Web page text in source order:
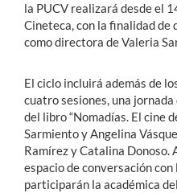
la PUCV realizará desde el
Cineteca, con la finalidad
como directora de Valeria
El ciclo incluirá además de
cuatro sesiones, una
del libro “Nomadías. El cine
Sarmiento y Angelina
Ramírez y Catalina Donoso.
espacio de conversación
participarán la académica